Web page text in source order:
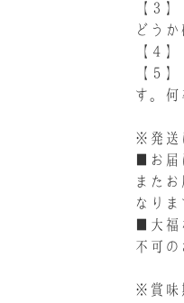
【３
どう
【４
【５
す。何
※発送
■お届
また
なり
■大福
不可
※賞味